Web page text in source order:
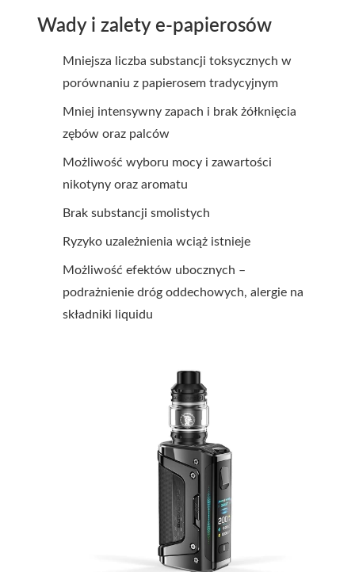
Wady i zalety e-papierosów
Mniejsza liczba substancji toksycznych w
porównaniu z papierosem tradycyjnym
Mniej intensywny zapach i brak żółknięcia
zębów oraz palców
Możliwość wyboru mocy i zawartości
nikotyny oraz aromatu
Brak substancji smolistych
Ryzyko uzależnienia wciąż istnieje
Możliwość efektów ubocznych –
podrażnienie dróg oddechowych, alergie na
składniki liquidu